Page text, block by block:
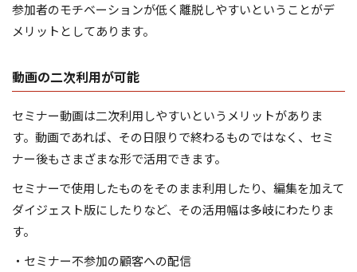
参加者のモチベーションが低く離脱しやすいということがデ
メリットとしてあります。
動画の二次利用が可能
セミナー動画は二次利用しやすいというメリットがありま
す。動画であれば、その日限りで終わるものではなく、セミ
ナー後もさまざまな形で活用できます。
セミナーで使用したものをそのまま利用したり、編集を加えて
ダイジェスト版にしたりなど、その活用幅は多岐にわたりま
す。
・セミナー不参加の顧客への配信